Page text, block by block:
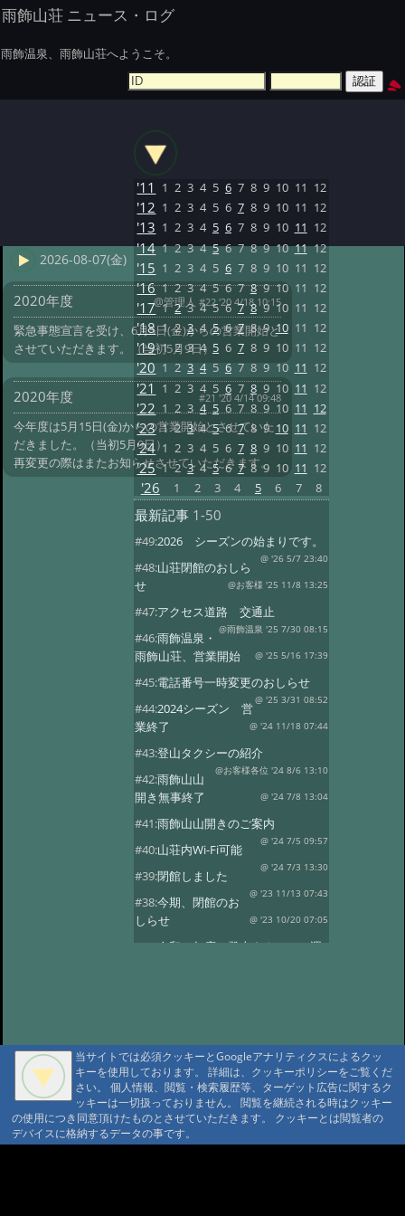
雨飾山荘 ニュース・ログ
雨飾温泉、雨飾山荘へようこそ。
2026-08-07(金)
2020年度 @管理人 #22 '20 4/18 10:15
緊急事態宣言を受け、6月5日(金)からの営業開始と
させていただきます。（当初5月9日）
2020年度 #21 '20 4/14 09:48
今年度は5月15日(金)からの営業開始とさせていた
だきました。（当初5月9日）
再変更の際はまたお知らせさせていただきます。
'11 1 2 3 4 5 6 7 8 9 10 11 12
'12 1 2 3 4 5 6 7 8 9 10 11 12
'13 1 2 3 4 5 6 7 8 9 10 11 12
'14 1 2 3 4 5 6 7 8 9 10 11 12
'15 1 2 3 4 5 6 7 8 9 10 11 12
'16 1 2 3 4 5 6 7 8 9 10 11 12
'17 1 2 3 4 5 6 7 8 9 10 11 12
'18 1 2 3 4 5 6 7 8 9 10 11 12
'19 1 2 3 4 5 6 7 8 9 10 11 12
'20 1 2 3 4 5 6 7 8 9 10 11 12
'21 1 2 3 4 5 6 7 8 9 10 11 12
'22 1 2 3 4 5 6 7 8 9 10 11 12
'23 1 2 3 4 5 6 7 8 9 10 11 12
'24 1 2 3 4 5 6 7 8 9 10 11 12
'25 1 2 3 4 5 6 7 8 9 10 11 12
'26 1 2 3 4 5 6 7 8
最新記事 1-50
#49:2026 シーズンの始まりです。
@ '26 5/7 23:40
#48:山荘閉館のおしら
せ
@お客様 '25 11/8 13:25
#47:アクセス道路 交通止
@雨飾温泉 '25 7/30 08:15
#46:雨飾温泉・
雨飾山荘、営業開始
@ '25 5/16 17:39
#45:電話番号一時変更のおしらせ
@ '25 3/31 08:52
#44:2024シーズン 営
業終了
@ '24 11/18 07:44
#43:登山タクシーの紹介
@お客様各位 '24 8/6 13:10
#42:雨飾山山
開き無事終了
@ '24 7/8 13:04
#41:雨飾山山開きのご案内
@ '24 7/5 09:57
#40:山荘内Wi-Fi可能
@ '24 7/3 13:30
#39:閉館しました
@ '23 11/13 07:43
#38:今期、閉館のお
しらせ
@ '23 10/20 07:05
#37:令和５年度 登山タクシーの運
#34:本日の雨飾温泉 @ '22 12/16 07:18
#33: 今期の営業は11/13まで
@ '22 11/3 09:34
#32:全国旅行支援
#31:14日 オープン
当サイトでは必須クッキーとGoogleアナリティクスによるクッ
キーを使用しております。 詳細は、クッキーポリシーをご覧くだ
さい。 個人情報、閲覧・検索履歴等、ターゲット広告に関するク
ッキーは一切扱っておりません。 閲覧を継続される時はクッキー
の使用につき同意頂けたものとさせていただきます。 クッキーとは閲覧者の
デバイスに格納するデータの事です。